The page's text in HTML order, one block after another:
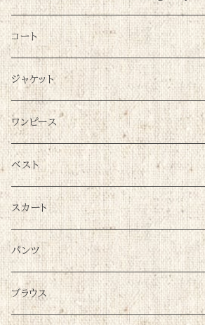
コート
ジャケット
ワンピース
ベスト
スカート
パンツ
ブラウス